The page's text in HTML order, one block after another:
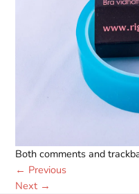
Both comments and
← Previous
Next →
Nödvändiga
Dessa kakor
går inte att